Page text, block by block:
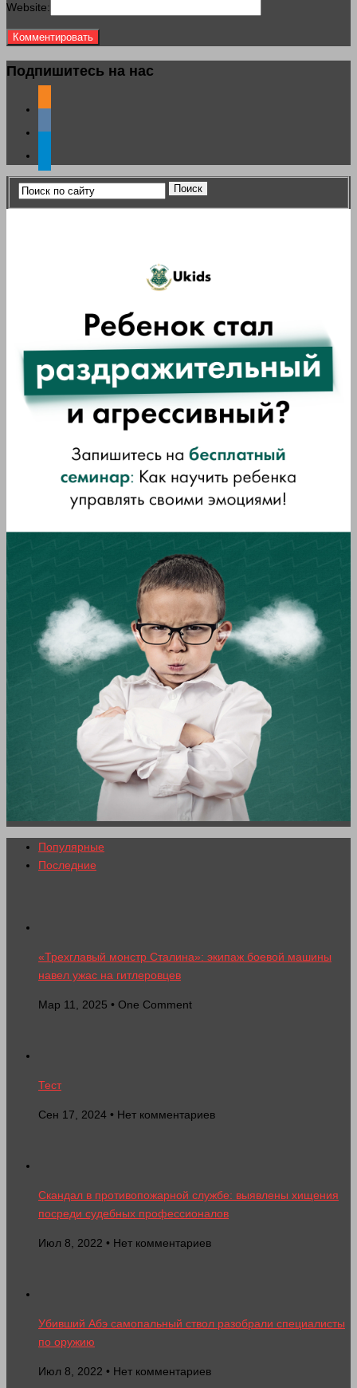
Website:
Подпишитесь на нас
Популярные
Последние
«Трехглавый монстр Сталина»: экипаж боевой машины
навел ужас на гитлеровцев
Мар 11, 2025 • One Comment
Тест
Сен 17, 2024 • Нет комментариев
Скандал в противопожарной службе: выявлены хищения
посреди судебных профессионалов
Июл 8, 2022 • Нет комментариев
Убивший Абэ самопальный ствол разобрали специалисты
по оружию
Июл 8, 2022 • Нет комментариев